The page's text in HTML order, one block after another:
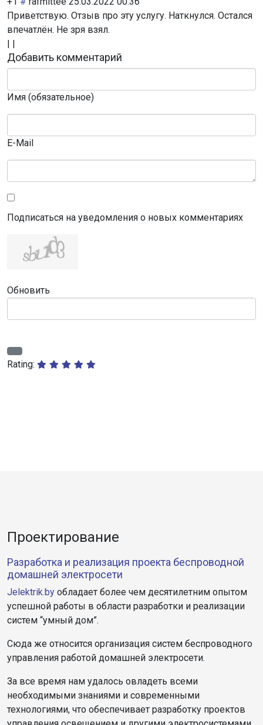
Приветствую. Отзыв про эту услугу. Наткнулся. Остался
впечатлён. Не зря взял.
| |
Добавить комментарий
Имя (обязательное)
E-Mail
Подписаться на уведомления о новых комментариях
Обновить
Rating:
Проектирование
Разработка и реализация проекта беспроводной
домашней электросети
Jelektrik.by обладает более чем десятилетним опытом
успешной работы в области разработки и реализации
систем “умный дом”.
Сюда же относится организация систем беспроводного
управления работой домашней электросети.
За все время нам удалось овладеть всеми
необходимыми знаниями и современными
технологиями, что обеспечивает разработку проектов